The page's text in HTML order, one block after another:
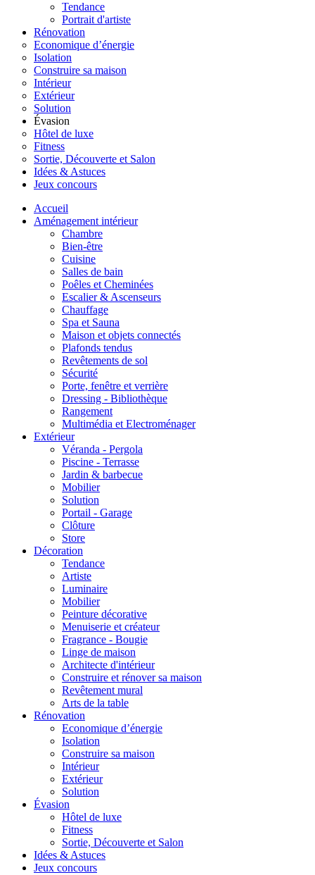
Tendance
Portrait d'artiste
Rénovation
Economique d’énergie
Isolation
Construire sa maison
Intérieur
Extérieur
Solution
Évasion
Hôtel de luxe
Fitness
Sortie, Découverte et Salon
Idées & Astuces
Jeux concours
Accueil
Aménagement intérieur
Chambre
Bien-être
Cuisine
Salles de bain
Poêles et Cheminées
Escalier & Ascenseurs
Chauffage
Spa et Sauna
Maison et objets connectés
Plafonds tendus
Revêtements de sol
Sécurité
Porte, fenêtre et verrière
Dressing - Bibliothèque
Rangement
Multimédia et Electroménager
Extérieur
Véranda - Pergola
Piscine - Terrasse
Jardin & barbecue
Mobilier
Solution
Portail - Garage
Clôture
Store
Décoration
Tendance
Artiste
Luminaire
Mobilier
Peinture décorative
Menuiserie et créateur
Fragrance - Bougie
Linge de maison
Architecte d'intérieur
Construire et rénover sa maison
Revêtement mural
Arts de la table
Rénovation
Economique d’énergie
Isolation
Construire sa maison
Intérieur
Extérieur
Solution
Évasion
Hôtel de luxe
Fitness
Sortie, Découverte et Salon
Idées & Astuces
Jeux concours